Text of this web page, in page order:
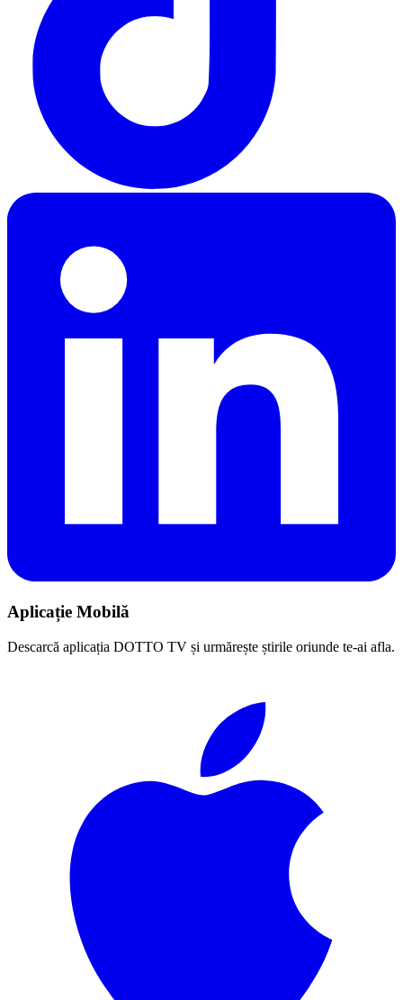
Aplicație Mobilă
Descarcă aplicația DOTTO TV și urmărește știrile oriunde te-ai afla.